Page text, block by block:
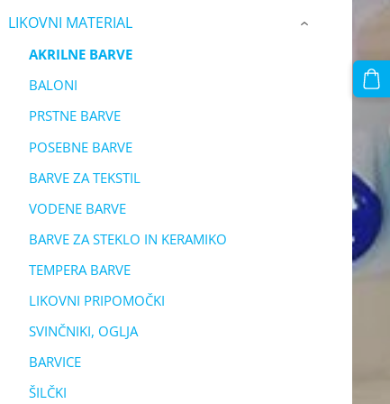
LIKOVNI MATERIAL
AKRILNE BARVE
BALONI
PRSTNE BARVE
POSEBNE BARVE
BARVE ZA TEKSTIL
VODENE BARVE
BARVE ZA STEKLO IN KERAMIKO
TEMPERA BARVE
LIKOVNI PRIPOMOČKI
SVINČNIKI, OGLJA
BARVICE
ŠILČKI
›